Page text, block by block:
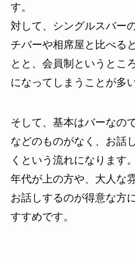
す。
対して、シングルスバー
チバーや相席屋と比べる
とと、会員制というとこ
になってしまうことが多
そして、基本はバーなの
などのものがなく、お話
くという流れになります。
年代が上の方や、大人な
お話しするのが得意な方
すすめです。